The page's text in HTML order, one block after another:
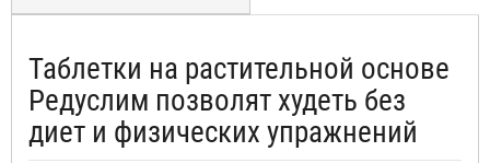
Таблетки на растительной основе
Редуслим позволят худеть без
диет и физических упражнений